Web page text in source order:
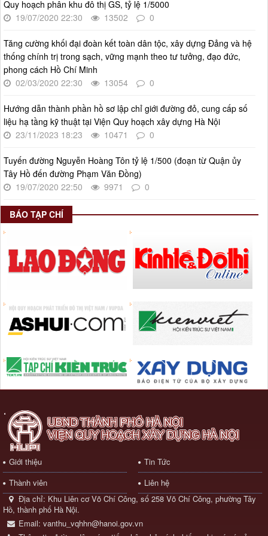
lượt xem: 569 | lượt tải:266
Kế hoạch Triển khai Phong trào "Bình dân học vụ số"
Thời gian đăng: 03/06/2025
lượt xem: 624 | lượt tải:268
Số 27/UBND-ĐT
19/11/2024 của Hội đồng nhân dân Thành phố.
Thời gian đăng: 08/01/2025
lượt xem: 948 | lượt tải:404
Quy hoạch phân khu đô thị GS, tỷ lệ 1/5000
19/07/2020 22:30
13502 0
Tăng cường khối đại đoàn kết toàn dân tộc, xây dựng Đảng và hệ
thống chính trị trong sạch, vững mạnh theo tư tưởng, đạo đức,
phong cách Hồ Chí Minh
02/03/2020 22:30
13054 0
Hướng dẫn thành phần hồ sơ lập chỉ giới đường đỏ, cung cấp số
liệu hạ tầng kỹ thuật tại Viện Quy hoạch xây dựng Hà Nội
23/11/2023 18:23
10471 0
Tuyến đường Nguyễn Hoàng Tôn tỷ lệ 1/500 (đoạn từ Quận ủy
Tây Hồ đến đường Phạm Văn Đồng)
19/07/2020 22:50
9971 0
BÁO TẠP CHÍ
Giới thiệu
Tin Tức
Thành viên
Liên hệ
Địa chỉ: Khu Liên cơ Võ Chí Công, số 258 Võ Chí Công, phường Tây
Hồ, thành phố Hà Nội.
Email: vanthu_vqhhn@hanoi.gov.vn